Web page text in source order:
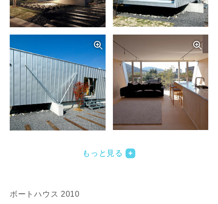
写真を拡大する
もっと見る
ボートハウス 2010